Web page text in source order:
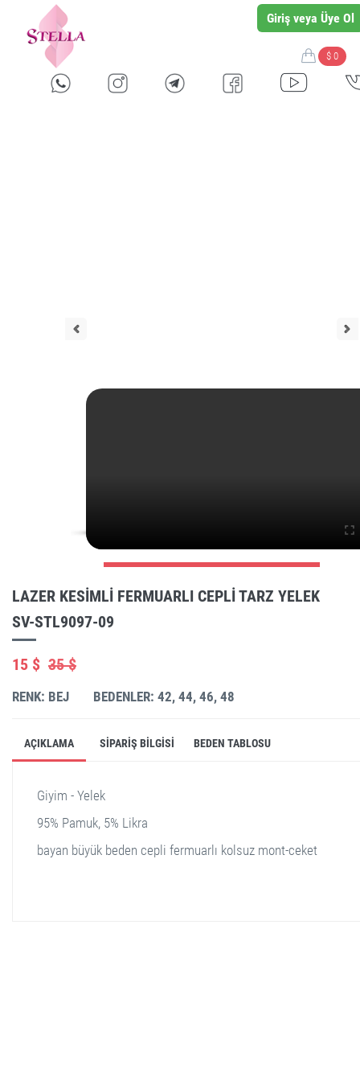
Giriş veya Üye Ol
$ 0
LAZER KESIMLI FERMUARLI CEPLI TARZ YELEK
SV-STL9097-09
15 $ 35 $
RENK: BEJ BEDENLER: 42, 44, 46, 48
AÇIKLAMA SIPARIŞ BILGISI BEDEN TABLOSU
Giyim - Yelek
95% Pamuk, 5% Likra
bayan büyük beden cepli fermuarlı kolsuz mont-ceket